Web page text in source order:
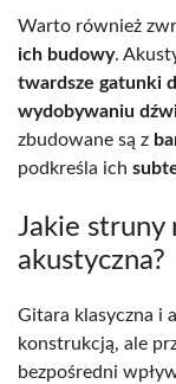
Warto również
ich budowy.
twardsze gatunki
wydobywaniu
zbudowane są z
podkreśla ich
Jakie struny
akustyczna?
Gitara klasyczna i
konstrukcją, ale
bezpośredni